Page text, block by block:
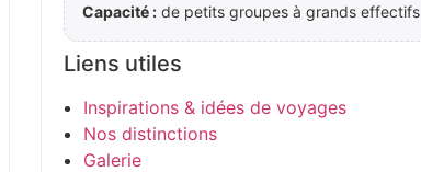
Capacité : de petits groupes à grands effectifs
Liens utiles
Inspirations & idées de voyages
Nos distinctions
Galerie